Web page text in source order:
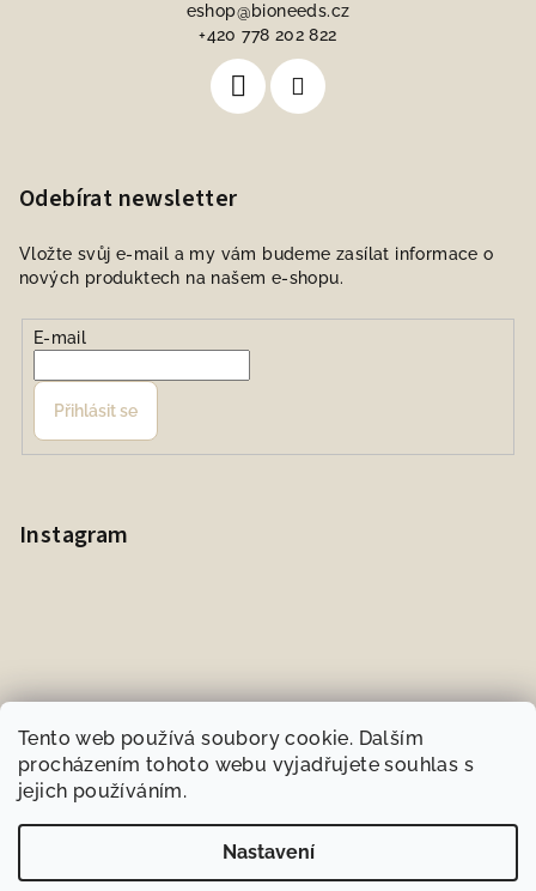
Tento web používá soubory cookie. Dalším
procházením tohoto webu vyjadřujete souhlas s
jejich používáním.
Nastavení
eshop@bioneeds.cz
+420 778 202 822
Odebírat newsletter
Vložte svůj e-mail a my vám budeme zasílat informace o
nových produktech na našem e-shopu.
E-mail
Přihlásit se
Instagram
Sledovat na Instagramu